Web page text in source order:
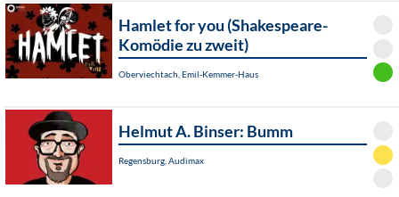
Hamlet for you (Shakespeare-
Komödie zu zweit)
Oberviechtach, Emil-Kemmer-Haus
Helmut A. Binser: Bumm
Regensburg, Audimax